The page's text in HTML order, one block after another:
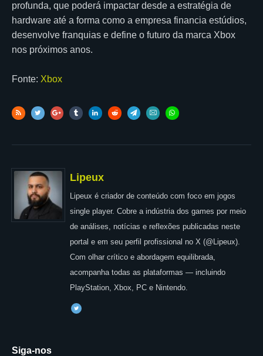
profunda, que poderá impactar desde a estratégia de
hardware até a forma como a empresa financia estúdios,
desenvolve franquias e define o futuro da marca Xbox
nos próximos anos.
Fonte: Xbox
Lipeux
Lipeux é criador de conteúdo com foco em jogos
single player. Cobre a indústria dos games por meio
de análises, notícias e reflexões publicadas neste
portal e em seu perfil profissional no X (@Lipeux).
Com olhar crítico e abordagem equilibrada,
acompanha todas as plataformas — incluindo
PlayStation, Xbox, PC e Nintendo.
Siga-nos